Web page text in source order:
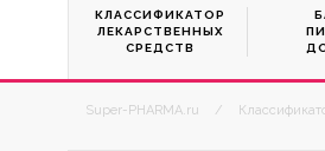
КЛАССИФИКАТОР
ЛЕКАРСТВЕННЫХ
СРЕДСТВ
Super-PHARMA.ru /